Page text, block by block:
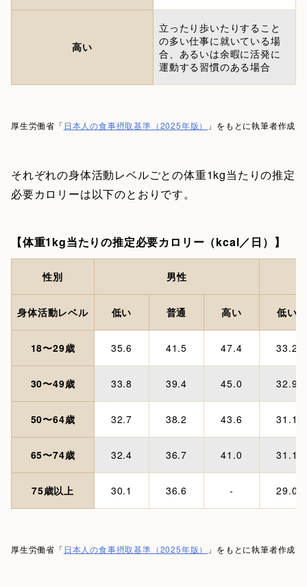
高い
立ったり歩いたりすること
の多い仕事に就いている場
合、あるいは余暇に活発に
運動する習慣のある場合
厚生労働省「 日本人の食事摂取基準（2025年版） 」をもとに執筆者作成
それぞれの身体活動レベルごとの体重1kg当たりの推定
必要カロリーは以下のとおりです。
【体重1kg当たりの推定必要カロリー（kcal／日）】
性別 男性
身体活動レベル 低い 普通 高い 低い
18〜29歳 35.6 41.5 47.4 33.2
30〜49歳 33.8 39.4 45.0 32.9
50〜64歳 32.7 38.2 43.6 31.1
65〜74歳 32.4 36.7 41.0 31.1
75歳以上 30.1 36.6 - 29.0
厚生労働省「 日本人の食事摂取基準（2025年版） 」をもとに執筆者作成